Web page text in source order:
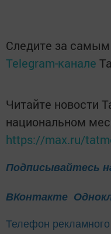
Следите за
Telegram-канале
Читайте новости
национальном
https://max.ru/
Подписывайтесь
ВКонтакте
Телефон рекламного